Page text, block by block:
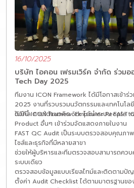
16/10/2025
บริษัท ไอคอน เฟรมเวิร์ค จำกัด ร่วม
Tech Day 2025
ทีมงาน ICON Framework ได้มีโอกาสเข้าร่
2025 งานที่รวบรวมนวัตกรรมและเทคโนโ
ดิจิทัล ภายใต้แนวคิด “Empower People
ในปีนี้ ICON Framework ได้นำระบบ FAST
Product อื่นๆ เข้าร่วมจัดแสดงภายในงาน
FAST QC Audit เป็นระบบตรวจสอบคุณภา
ไชส์และธุรกิจที่มีหลายสาขา
ช่วยให้ผู้บริหารและทีมตรวจสอบสามารถคว
ระบบเดียว
ตรวจสอบข้อมูลแบบเรียลไทม์และติดตามปั
ตั้งค่า Audit Checklist ได้ตามมาตรฐานข